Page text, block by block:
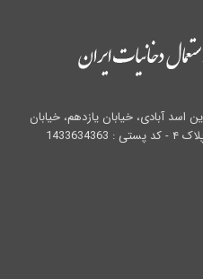
آبادی، خیابان یازدهم، خیابان